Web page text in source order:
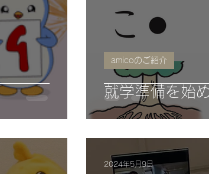
就学準備を始
amicoのご紹介
2024年5月9日